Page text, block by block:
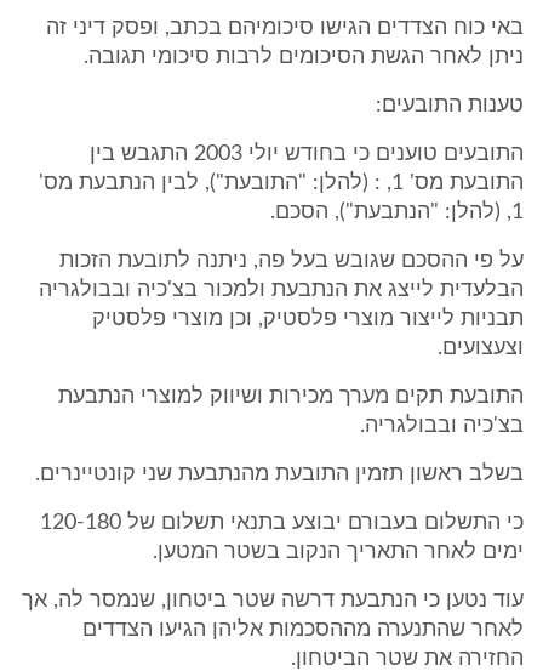
באי כוח הצדדים הגישו סיכומיהם בכתב, ופסק דיני זה
ניתן לאחר הגשת הסיכומים לרבות סיכומי תגובה.
טענות התובעים:
התובעים טוענים כי בחודש יולי 2003 התגבש בין
התובעת מס' 1, : (להלן: "התובעת"), לבין הנתבעת מס'
1, (להלן: "הנתבעת"), הסכם.
על פי ההסכם שגובש בעל פה, ניתנה לתובעת הזכות
הבלעדית לייצג את הנתבעת ולמכור בצ'כיה ובבולגריה
תבניות לייצור מוצרי פלסטיק, וכן מוצרי פלסטיק
וצעצועים.
התובעת תקים מערך מכירות ושיווק למוצרי הנתבעת
בצ'כיה ובבולגריה.
בשלב ראשון תזמין התובעת מהנתבעת שני קונטיינרים.
כי התשלום בעבורם יבוצע בתנאי תשלום של 120-180
ימים לאחר התאריך הנקוב בשטר המטען.
עוד נטען כי הנתבעת דרשה שטר ביטחון, שנמסר לה, אך
לאחר שהתנערה מההסכמות אליהן הגיעו הצדדים
החזירה את שטר הביטחון.